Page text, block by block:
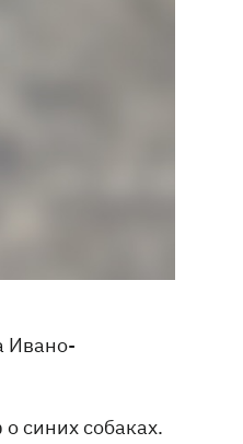
Ивано-
синих собаках.